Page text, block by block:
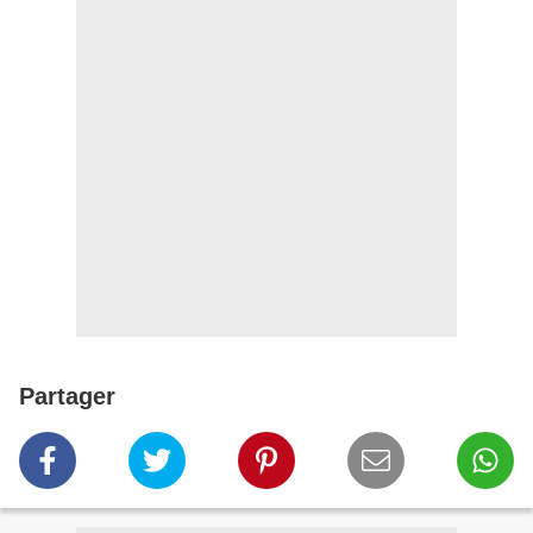
Partager